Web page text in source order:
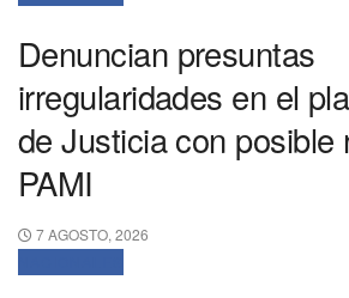
Denuncian presuntas
irregularidades en el
de Justicia con posible
PAMI
7 AGOSTO, 2026